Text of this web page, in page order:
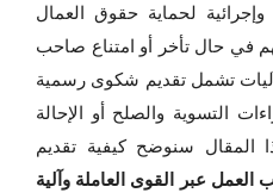
وإجرائية لحماية حقوق العمال
في حال تأخر أو امتناع صاحب
تشمل تقديم شكوى رسمية
التسوية والصلح أو الإحالة
المقال سنوضح كيفية تقديم
عبر القوى العاملة وآلية